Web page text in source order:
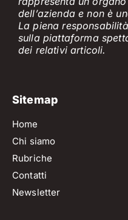
dell’azienda e non è
La piena
sulla piattaforma
dei relativiarticoli.
Sitemap
Home
Chi siamo
Rubriche
Contatti
Newsletter